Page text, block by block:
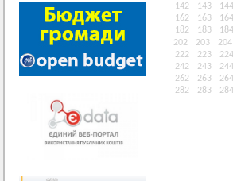
142
143 144
162
163 164
182
183 184
202
203 204
222
223 224
242
243 244
262
263 264
282
283 284